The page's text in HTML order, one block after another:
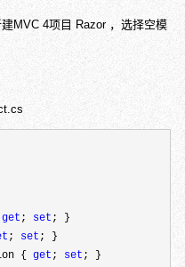
MVC 4项目 Razor ，选择空模
get ; set ; }
; set ; }
{ get ; set ; }